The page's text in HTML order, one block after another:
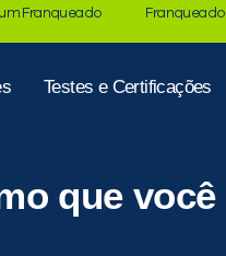
Franqueado Franqueado
Testes e Certificações
que você